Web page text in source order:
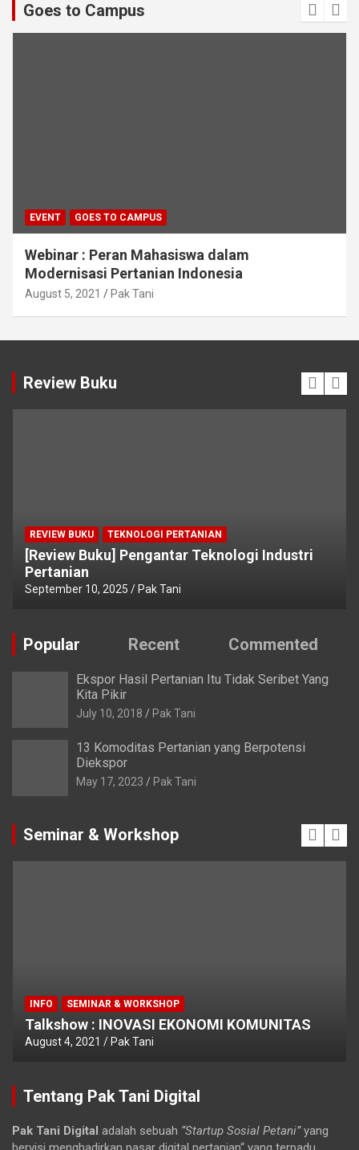
Goes to Campus
EVENT GOES TO CAMPUS
Webinar : Peran Mahasiswa dalam
Modernisasi Pertanian Indonesia
August 5, 2021 Pak Tani
Review Buku
REVIEW BUKU TEKNOLOGI PERTANIAN
[Review Buku] Pengantar Teknologi Industri
Pertanian
September 10, 2025 Pak Tani
Popular Recent Commented
Ekspor Hasil Pertanian Itu Tidak Seribet Yang
Kita Pikir
July 10, 2018 Pak Tani
13 Komoditas Pertanian yang Berpotensi
Diekspor
May 17, 2023 Pak Tani
Seminar & Workshop
INFO SEMINAR & WORKSHOP
Talkshow : INOVASI EKONOMI KOMUNITAS
August 4, 2021 Pak Tani
Tentang Pak Tani Digital
Pak Tani Digital adalah sebuah “Startup Sosial Petani”yang